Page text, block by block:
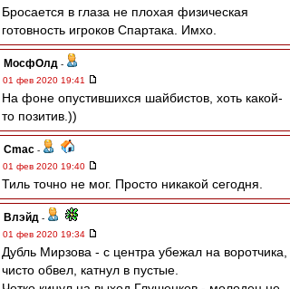
Бросается в глаза не плохая физическая
готовность игроков Спартака. Имхо.
МосфОлд -
01 фев 2020 19:41
На фоне опустившихся шайбистов, хоть какой-
то позитив.))
Cmac -
01 фев 2020 19:40
Тиль точно не мог. Просто никакой сегодня.
Влэйд -
01 фев 2020 19:34
Дубль Мирзова - с центра убежал на воротчика,
чисто обвел, катнул в пустые.